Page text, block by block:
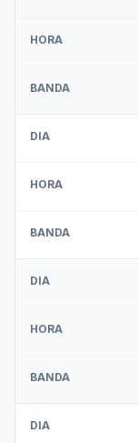
HORA
BANDA
DIA
HORA
BANDA
DIA
HORA
BANDA
DIA